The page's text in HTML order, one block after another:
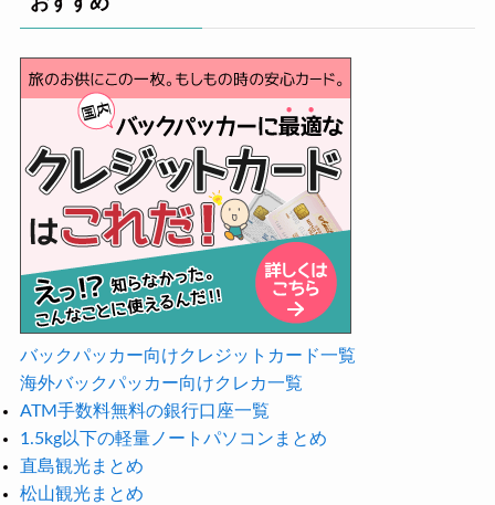
バックパッカー向けクレジットカード一覧
海外バックパッカー向けクレカ一覧
ATM手数料無料の銀行口座一覧
1.5kg以下の軽量ノートパソコンまとめ
直島観光まとめ
松山観光まとめ